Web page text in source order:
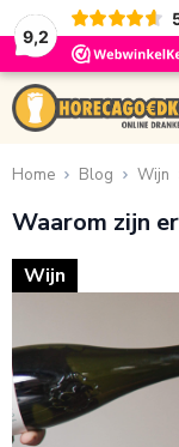
9,2
Ga naar de inhoud
Home Blog Wijn
Waarom zijn
Wijn